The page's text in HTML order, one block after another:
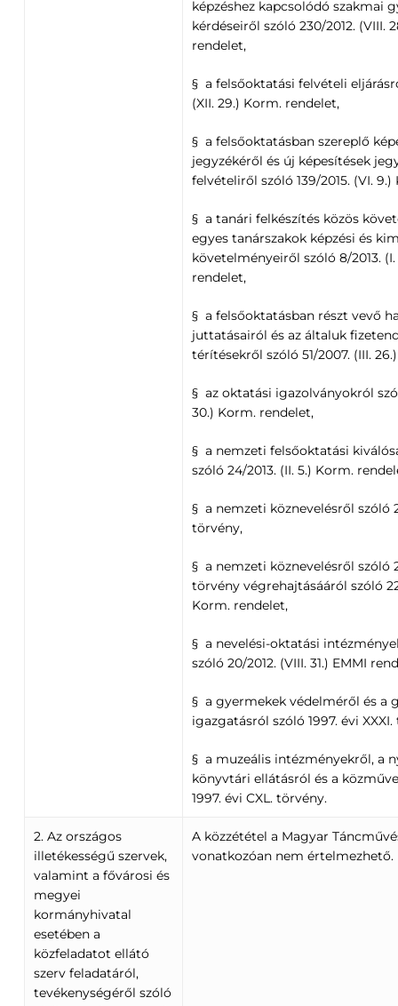
képzéshez kapcsolódó szakmai
kérdéseiről szóló 230/2012. (VIII.
rendelet,
§ a felsőoktatási felvételi
(XII. 29.) Korm. rendelet,
§ a felsőoktatásban szereplő
jegyzékéről és új képesítések
felvételiről szóló 139/2015. (VI.
§ a tanári felkészítés közös
egyes tanárszakok képzési és
követelményeiről szóló 8/2013. (I.
rendelet,
§ a felsőoktatásban részt vevő
juttatásairól és az általuk
térítésekről szóló 51/2007. (III.
§ az oktatási igazolványokról
30.) Korm. rendelet,
§ a nemzeti felsőoktatási
szóló 24/2013. (II. 5.) Korm.
§ a nemzeti köznevelésről szóló
törvény,
§ a nemzeti köznevelésről szóló
törvény végrehajtásááról szóló
Korm. rendelet,
§ a nevelési-oktatási
szóló 20/2012. (VIII. 31.) EMMI
§ a gyermekek védelméről és a
igazgatásról szóló 1997. évi
§ a muzeális intézményekről, a
könyvtári ellátásról és a
1997. évi CXL. törvény.
2. Az országos
illetékességű szervek,
valamint a fővárosi és
megyei
kormányhivatal
esetében a
közfeladatot ellátó
szerv feladatáról,
tevékenységéről szóló
A közzététel a Magyar
vonatkozóan nem értelmezhető.